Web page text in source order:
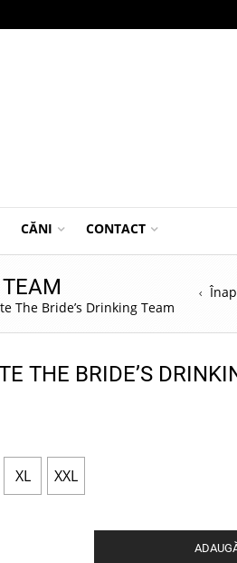
CĂNI CONTACT
The Bride’s Drinking Team
THE BRIDE’S
XL XXL